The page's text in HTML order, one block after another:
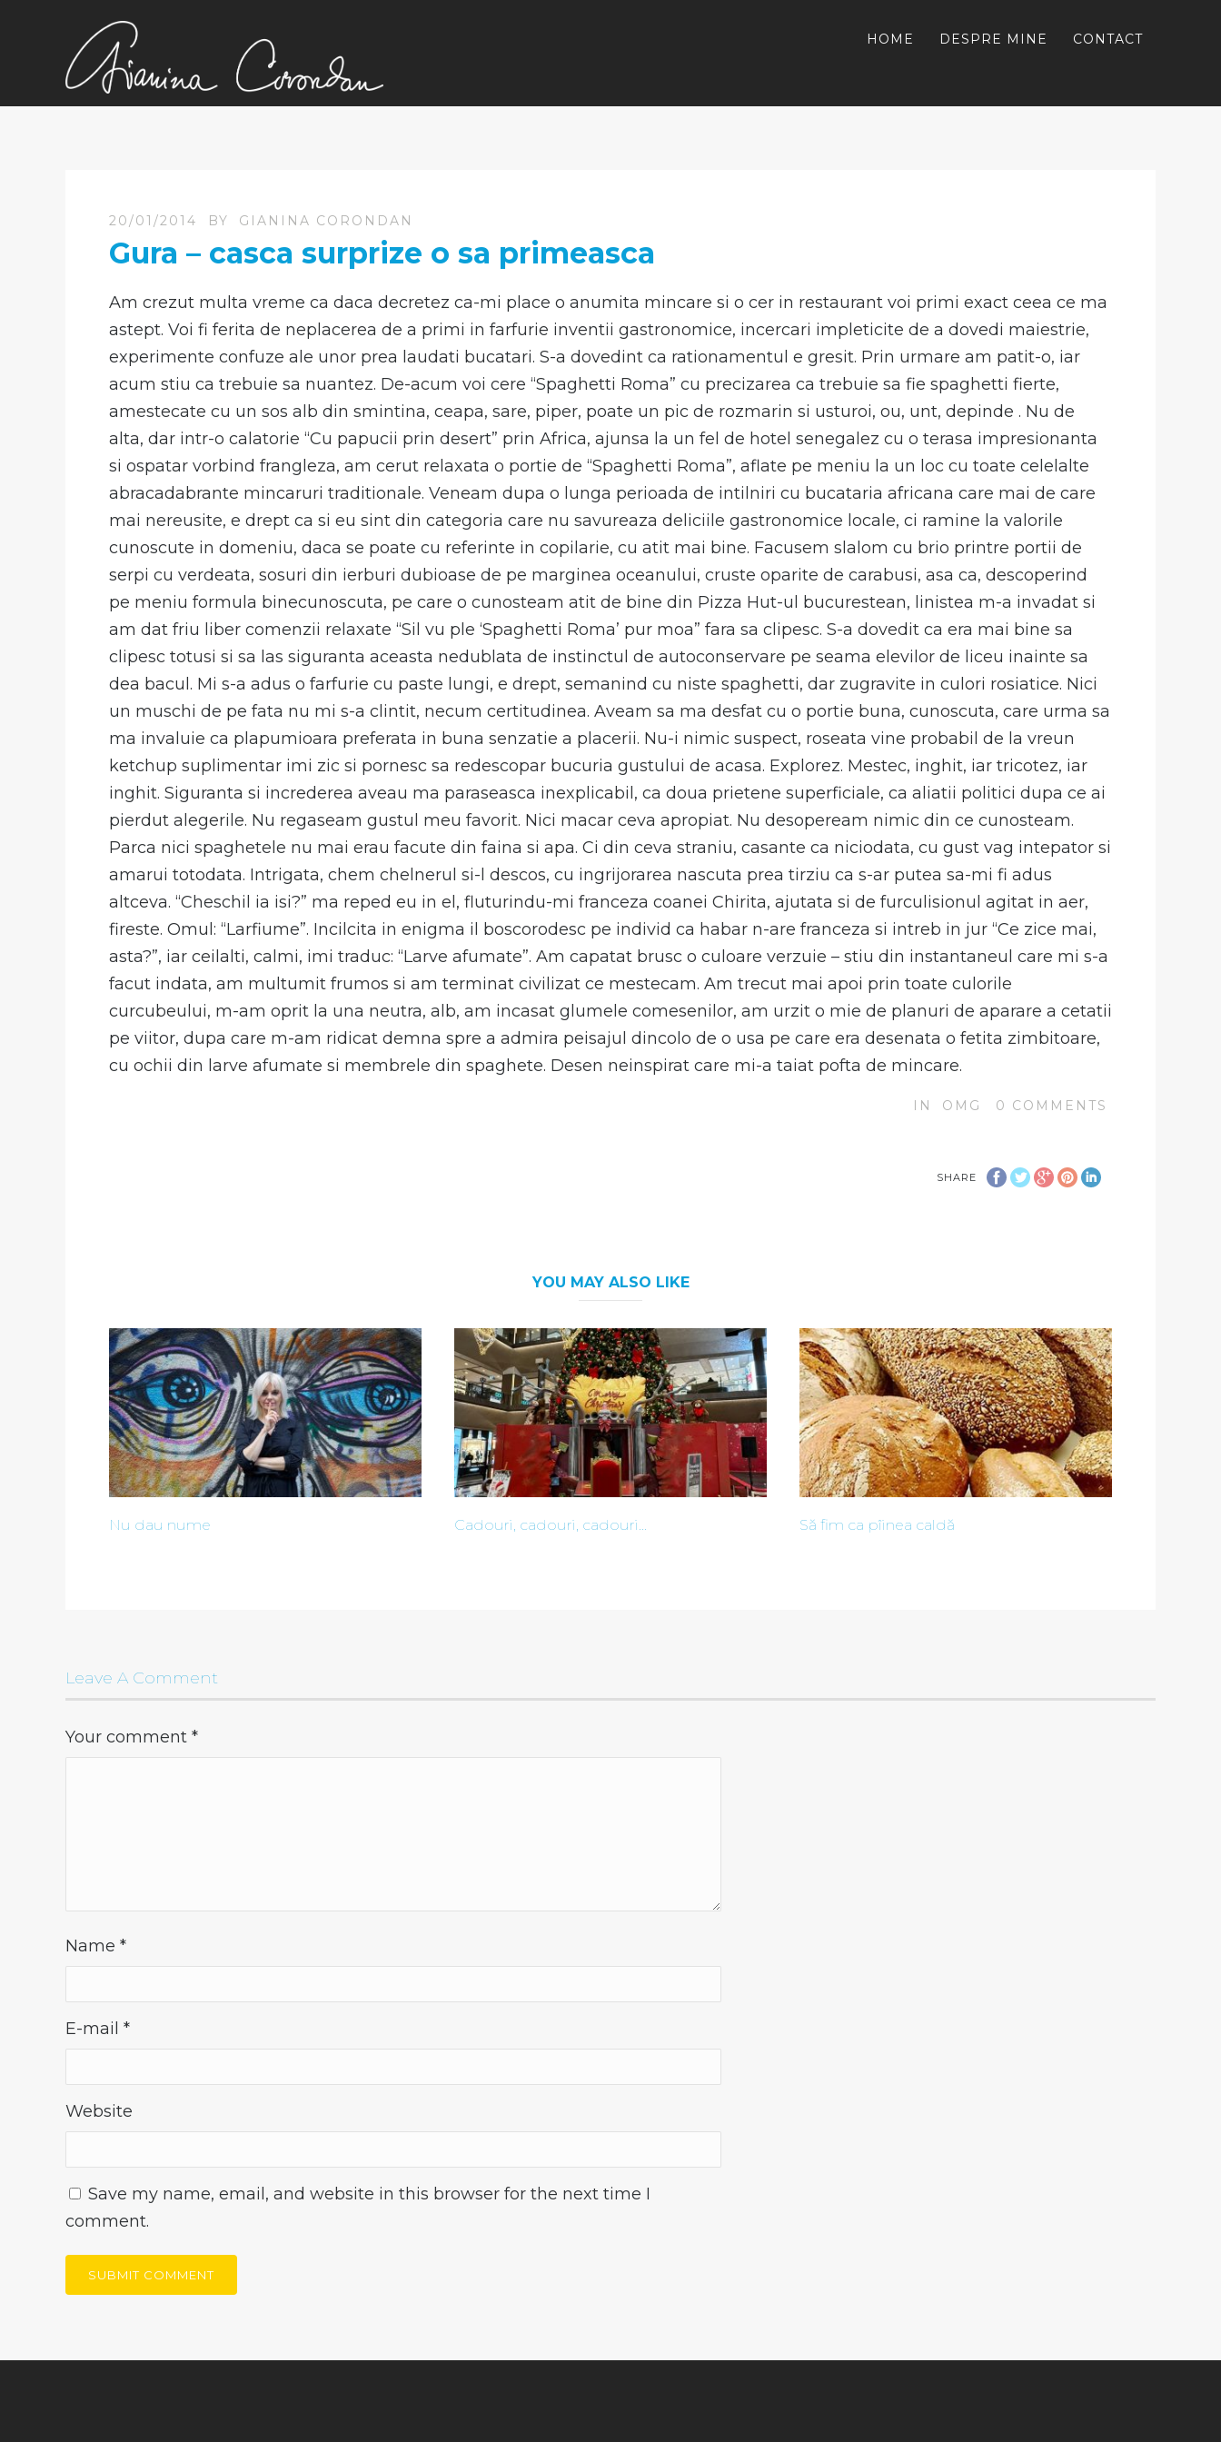
HOME DESPRE MINE CONTACT
20/01/2014 BY GIANINA CORONDAN
Gura – casca surprize o sa primeasca
Am crezut multa vreme ca daca decretez ca-mi place o anumita mincare si o cer in restaurant voi primi exact ceea ce ma
astept. Voi fi ferita de neplacerea de a primi in farfurie inventii gastronomice, incercari impleticite de a dovedi maiestrie,
experimente confuze ale unor prea laudati bucatari. S-a dovedint ca rationamentul e gresit. Prin urmare am patit-o, iar
acum stiu ca trebuie sa nuantez. De-acum voi cere “Spaghetti Roma” cu precizarea ca trebuie sa fie spaghetti fierte,
amestecate cu un sos alb din smintina, ceapa, sare, piper, poate un pic de rozmarin si usturoi, ou, unt, depinde . Nu de
alta, dar intr-o calatorie “Cu papucii prin desert” prin Africa, ajunsa la un fel de hotel senegalez cu o terasa impresionanta
si ospatar vorbind frangleza, am cerut relaxata o portie de “Spaghetti Roma”, aflate pe meniu la un loc cu toate celelalte
abracadabrante mincaruri traditionale. Veneam dupa o lunga perioada de intilniri cu bucataria africana care mai de care
mai nereusite, e drept ca si eu sint din categoria care nu savureaza deliciile gastronomice locale, ci ramine la valorile
cunoscute in domeniu, daca se poate cu referinte in copilarie, cu atit mai bine. Facusem slalom cu brio printre portii de
serpi cu verdeata, sosuri din ierburi dubioase de pe marginea oceanului, cruste oparite de carabusi, asa ca, descoperind
pe meniu formula binecunoscuta, pe care o cunosteam atit de bine din Pizza Hut-ul bucurestean, linistea m-a invadat si
am dat friu liber comenzii relaxate “Sil vu ple ‘Spaghetti Roma’ pur moa” fara sa clipesc. S-a dovedit ca era mai bine sa
clipesc totusi si sa las siguranta aceasta nedublata de instinctul de autoconservare pe seama elevilor de liceu inainte sa
dea bacul. Mi s-a adus o farfurie cu paste lungi, e drept, semanind cu niste spaghetti, dar zugravite in culori rosiatice. Nici
un muschi de pe fata nu mi s-a clintit, necum certitudinea. Aveam sa ma desfat cu o portie buna, cunoscuta, care urma sa
ma invaluie ca plapumioara preferata in buna senzatie a placerii. Nu-i nimic suspect, roseata vine probabil de la vreun
ketchup suplimentar imi zic si pornesc sa redescopar bucuria gustului de acasa. Explorez. Mestec, inghit, iar tricotez, iar
inghit. Siguranta si increderea aveau ma paraseasca inexplicabil, ca doua prietene superficiale, ca aliatii politici dupa ce ai
pierdut alegerile. Nu regaseam gustul meu favorit. Nici macar ceva apropiat. Nu desopeream nimic din ce cunosteam.
Parca nici spaghetele nu mai erau facute din faina si apa. Ci din ceva straniu, casante ca niciodata, cu gust vag intepator si
amarui totodata. Intrigata, chem chelnerul si-l descos, cu ingrijorarea nascuta prea tirziu ca s-ar putea sa-mi fi adus
altceva. “Cheschil ia isi?” ma reped eu in el, fluturindu-mi franceza coanei Chirita, ajutata si de furculisionul agitat in aer,
fireste. Omul: “Larfiume”. Incilcita in enigma il boscorodesc pe individ ca habar n-are franceza si intreb in jur “Ce zice mai,
asta?”, iar ceilalti, calmi, imi traduc: “Larve afumate”. Am capatat brusc o culoare verzuie – stiu din instantaneul care mi s-a
facut indata, am multumit frumos si am terminat civilizat ce mestecam. Am trecut mai apoi prin toate culorile
curcubeului, m-am oprit la una neutra, alb, am incasat glumele comesenilor, am urzit o mie de planuri de aparare a cetatii
pe viitor, dupa care m-am ridicat demna spre a admira peisajul dincolo de o usa pe care era desenata o fetita zimbitoare,
cu ochii din larve afumate si membrele din spaghete. Desen neinspirat care mi-a taiat pofta de mincare.
IN OMG 0 COMMENTS
SHARE
YOU MAY ALSO LIKE
Nu dau nume Cadouri, cadouri, cadouri... Să fim ca pîinea caldă
Leave A Comment
Your comment *
Name *
E-mail *
Website
Save my name, email, and website in this browser for the next time I
comment.